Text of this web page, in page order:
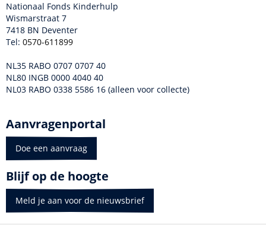
Nationaal Fonds Kinderhulp
Wismarstraat 7
7418 BN Deventer
Tel: 0570-611899
NL35 RABO 0707 0707 40
NL80 INGB 0000 4040 40
NL03 RABO 0338 5586 16 (alleen voor collecte)
Aanvragenportal
Doe een aanvraag
Blijf op de hoogte
Meld je aan voor de nieuwsbrief